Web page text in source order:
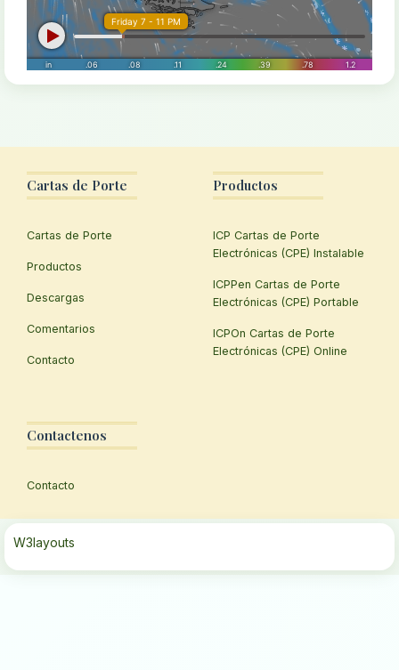
Cartas de Porte
Cartas de Porte
Productos
Descargas
Comentarios
Contacto
Productos
ICP Cartas de Porte
Electrónicas (CPE) Instalable
ICPPen Cartas de Porte
Electrónicas (CPE) Portable
ICPOn Cartas de Porte
Electrónicas (CPE) Online
Contactenos
Contacto
W3layouts